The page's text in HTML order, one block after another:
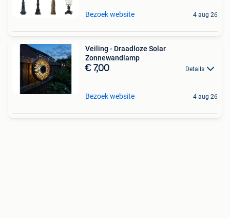
Bezoek website 4 aug 26
Veiling - Draadloze Solar
Zonnewandlamp
€ 7,00 Details
Bezoek website 4 aug 26